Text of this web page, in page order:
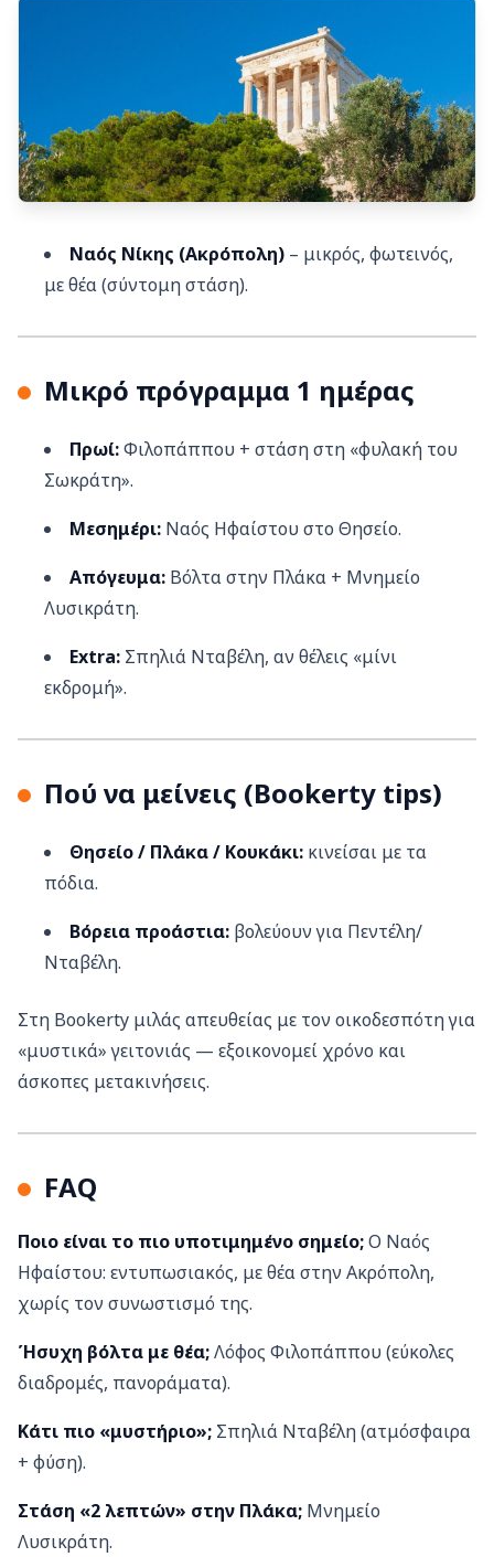
Ναός Νίκης (Ακρόπολη) – μικρός, φωτεινός,
με θέα (σύντομη στάση).
Μικρό πρόγραμμα 1 ημέρας
Πρωί:Φιλοπάππου + στάση στη «φυλακή του
Σωκράτη».
Μεσημέρι: Ναός Ηφαίστου στο Θησείο.
Απόγευμα: Βόλτα στην Πλάκα + Μνημείο
Λυσικράτη.
Extra: Σπηλιά Νταβέλη, αν θέλεις «μίνι
εκδρομή».
Πού να μείνεις (Bookerty tips)
Θησείο / Πλάκα / Κουκάκι: κινείσαι με τα
πόδια.
Βόρεια προάστια: βολεύουν για Πεντέλη/
Νταβέλη.
Στη Bookerty μιλάς απευθείας με τον οικοδεσπότη για
«μυστικά» γειτονιάς — εξοικονομεί χρόνο και
άσκοπες μετακινήσεις.
FAQ
Ποιο είναι το πιο υποτιμημένο σημείο;Ο Ναός
Ηφαίστου: εντυπωσιακός, με θέα στην Ακρόπολη,
χωρίς τον συνωστισμό της.
Ήσυχη βόλτα με θέα;Λόφος Φιλοπάππου (εύκολες
διαδρομές, πανοράματα).
Κάτι πιο «μυστήριο»; Σπηλιά Νταβέλη (ατμόσφαιρα
+ φύση).
Στάση «2 λεπτών» στην Πλάκα; Μνημείο
Λυσικράτη.